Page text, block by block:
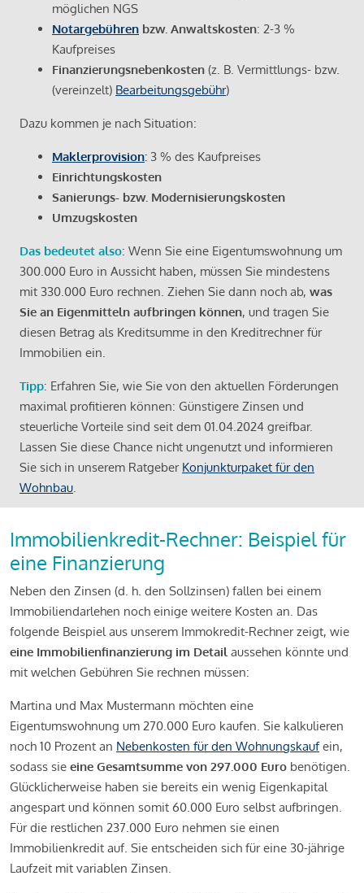
möglichen NGS
Notargebühren bzw. Anwaltskosten: 2-3 %
Kaufpreises
Finanzierungsnebenkosten (z. B. Vermittlungs- bzw.
(vereinzelt) Bearbeitungsgebühr)
Dazu kommen je nach Situation:
Maklerprovision: 3 % des Kaufpreises
Einrichtungskosten
Sanierungs- bzw. Modernisierungskosten
Umzugskosten
Das bedeutet also: Wenn Sie eine Eigentumswohnung um
300.000 Euro in Aussicht haben, müssen Sie mindestens
mit 330.000 Euro rechnen. Ziehen Sie dann noch ab, was
Sie an Eigenmitteln aufbringen können, und tragen Sie
diesen Betrag als Kreditsumme in den Kreditrechner für
Immobilien ein.
Tipp: Erfahren Sie, wie Sie von den aktuellen Förderungen
maximal profitieren können: Günstigere Zinsen und
steuerliche Vorteile sind seit dem 01.04.2024 greifbar.
Lassen Sie diese Chance nicht ungenutzt und informieren
Sie sich in unserem Ratgeber Konjunkturpaket für den
Wohnbau.
Immobilienkredit-Rechner: Beispiel für
eine Finanzierung
Neben den Zinsen (d. h. den Sollzinsen) fallen bei einem
Immobiliendarlehen noch einige weitere Kosten an. Das
folgende Beispiel aus unserem Immokredit-Rechner zeigt, wie
eine Immobilienfinanzierung im Detail aussehen könnte und
mit welchen Gebühren Sie rechnen müssen:
Martina und Max Mustermann möchten eine
Eigentumswohnung um 270.000 Euro kaufen. Sie kalkulieren
noch 10 Prozent an Nebenkosten für den Wohnungskaufein,
sodass sie eine Gesamtsumme von 297.000 Euro benötigen.
Glücklicherweise haben sie bereits ein wenig Eigenkapital
angespart und können somit 60.000 Euro selbst aufbringen.
Für die restlichen 237.000 Euro nehmen sie einen
Immobilienkredit auf. Sie entscheiden sich für eine 30-jährige
Laufzeit mit variablen Zinsen.